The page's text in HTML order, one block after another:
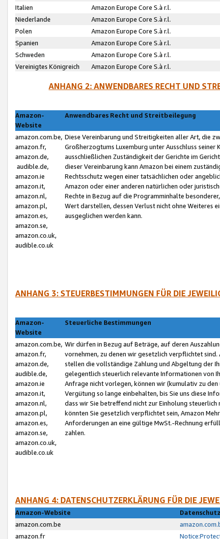
Italien
Amazon Europe Core S.à r.l.
Niederlande
Amazon Europe Core S.à r.l.
Polen
Amazon Europe Core S.à r.l.
Spanien
Amazon Europe Core S.à r.l.
Schweden
Amazon Europe Core S.à r.l.
Vereinigtes Königreich
Amazon Europe Core S.à r.l.
ANHANG 2: ANWENDBARES RECHT UND
Amazon-
Website
Anwendbares Recht und Streitbeilegung
amazon.com.be,
amazon.fr,
amazon.de,
audible.de,
amazon.ie
amazon.it,
amazon.nl,
amazon.pl,
amazon.es,
amazon.se,
amazon.co.uk,
audible.co.uk
Diese Vereinbarung und Streitigkeiten aller Art, die
Großherzogtums Luxemburg unter Ausschluss
ausschließlichen Zuständigkeit der Gerichte im
dieser Vereinbarung kann Amazon bei einem
Rechtsschutz wegen einer tatsächlichen oder
Amazon oder einer anderen natürlichen oder
Rechte in Bezug auf die Programminhalte
Wert darstellen, dessen Verlust nicht ohne Weiteres
ausgeglichen werden kann.
ANHANG 3: STEUERBESTIMMUNGEN FÜR DIE
Amazon-
Website
Steuerliche Bestimmungen
amazon.com.be,
amazon.fr,
amazon.de,
audible.de,
amazon.ie
amazon.it,
amazon.nl,
amazon.pl,
amazon.es,
amazon.se,
amazon.co.uk,
audible.co.uk
Wir dürfen in Bezug auf Beträge, auf deren
vornehmen, zu denen wir gesetzlich verpflichtet
stellen die vollständige Zahlung und Abgeltung der
gelegentlich steuerlich relevante Informationen von
Anfrage nicht vorlegen, können wir (kumulativ zu
Vergütung so lange einbehalten, bis Sie uns diese
dass wir Sie betreffend nicht zur Einholung
könnten Sie gesetzlich verpflichtet sein, Amazon
Anforderungen an eine gültige MwSt.-Rechnung
zahlen.
ANHANG 4: DATENSCHUTZERKLÄRUNG FÜR DIE
Amazon-Website
amazon.com.be
amazon.fr